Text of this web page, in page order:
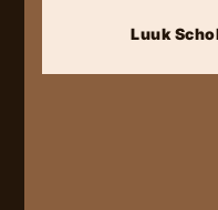
Luuk